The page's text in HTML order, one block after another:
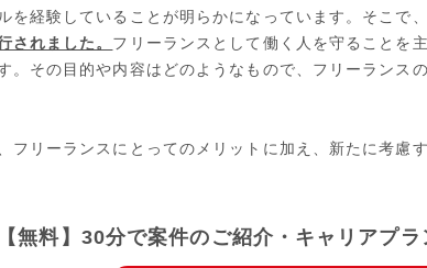
を経験していることが明らかになっています。そこで、
されました。 フリーランスとして働く人を守ることを
。その目的や内容はどのようなもので、フリーランス
フリーランスにとってのメリットに加え、新たに考慮
【無料】30分で案件のご紹介・キャリアプ